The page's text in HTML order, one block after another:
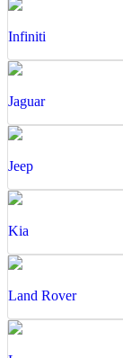
Infiniti
Jaguar
Jeep
Kia
Land Rover